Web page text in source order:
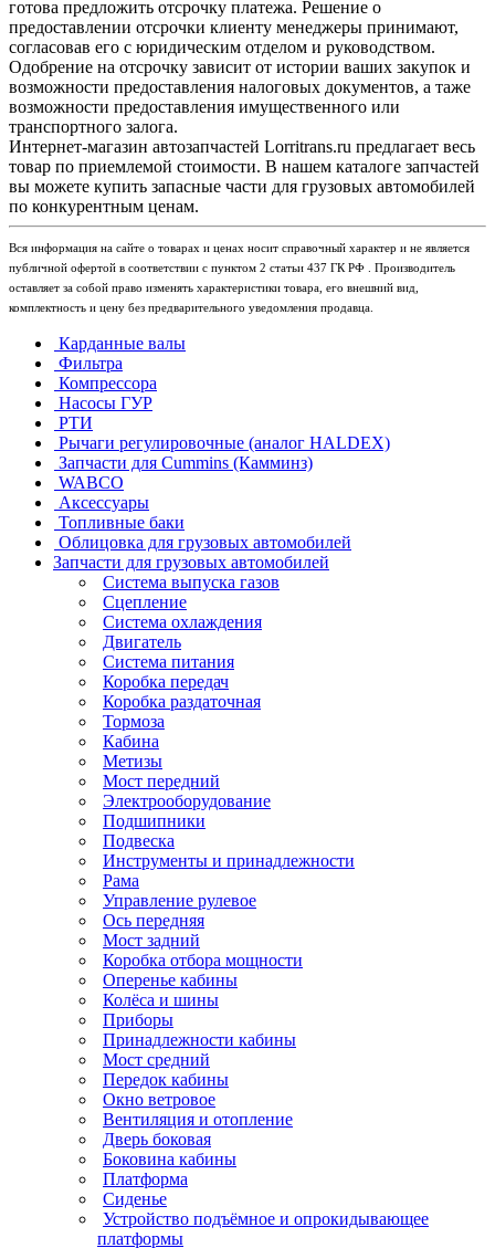
готова предложить отсрочку платежа. Решение о
предоставлении отсрочки клиенту менеджеры принимают,
согласовав его с юридическим отделом и руководством.
Одобрение на отсрочку зависит от истории ваших закупок и
возможности предоставления налоговых документов, а таже
возможности предоставления имущественного или
транспортного залога.
Интернет-магазин автозапчастей Lorritrans.ru предлагает весь
товар по приемлемой стоимости. В нашем каталоге запчастей
вы можете купить запасные части для грузовых автомобилей
по конкурентным ценам.
Вся информация на сайте о товарах и ценах носит справочный характер и не является
публичной офертой в соответствии с пунктом 2 статьи 437 ГК РФ . Производитель
оставляет за собой право изменять характеристики товара, его внешний вид,
комплектность и цену без предварительного уведомления продавца.
Карданные валы
Фильтра
Компрессора
Насосы ГУР
РТИ
Рычаги регулировочные (аналог HALDEX)
Запчасти для Cummins (Камминз)
WABCO
Аксессуары
Топливные баки
Облицовка для грузовых автомобилей
Запчасти для грузовых автомобилей
Система выпуска газов
Сцепление
Система охлаждения
Двигатель
Система питания
Коробка передач
Коробка раздаточная
Тормоза
Кабина
Метизы
Мост передний
Электрооборудование
Подшипники
Подвеска
Инструменты и принадлежности
Рама
Управление рулевое
Ось передняя
Мост задний
Коробка отбора мощности
Оперенье кабины
Колёса и шины
Приборы
Принадлежности кабины
Мост средний
Передок кабины
Окно ветровое
Вентиляция и отопление
Дверь боковая
Боковина кабины
Платформа
Сиденье
Устройство подъёмное и опрокидывающее
платформы